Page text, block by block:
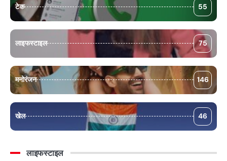
टेक 55
लाइफस्टाइल 75
मनोरंजन 146
खेल 46
लाइफस्टाइल